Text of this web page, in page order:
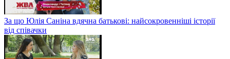
За що Юлія Саніна вдячна батькові: найсокровенніші історії
від співачки